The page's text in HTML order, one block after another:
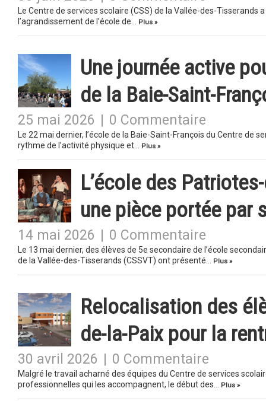
Le Centre de services scolaire (CSS) de la Vallée-des-Tisserands
l’agrandissement de l’école de…
Plus »
Une journée active
de la Baie-Saint-
25 mai 2026 0 Commentaire
Le 22 mai dernier, l’école de la Baie-Saint-François du Centre de
rythme de l’activité physique et…
Plus »
L’école des
une pièce portée par
14 mai 2026 0 Commentaire
Le 13 mai dernier, des élèves de 5e secondaire de l’école
de la Vallée-des-Tisserands (CSSVT) ont présenté…
Plus »
Relocalisation des
de-la-Paix pour la
30 avril 2026 0 Commentaire
Malgré le travail acharné des équipes du Centre de services
professionnelles qui les accompagnent, le début des…
Plus »